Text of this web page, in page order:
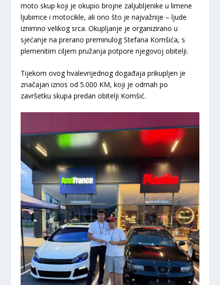
moto skup koji je okupio brojne zaljubljenike u limene
ljubimce i motocikle, ali ono što je najvažnije – ljude
iznimno velikog srca. Okupljanje je organizirano u
sjećanje na prerano preminulog Stefana Komšića, s
plemenitim ciljem pružanja potpore njegovoj obitelji.
​Tijekom ovog hvalevrijednog događaja prikupljen je
značajan iznos od5.000 KM, koji je odmah po
završetku skupa predan obitelji Komšić.